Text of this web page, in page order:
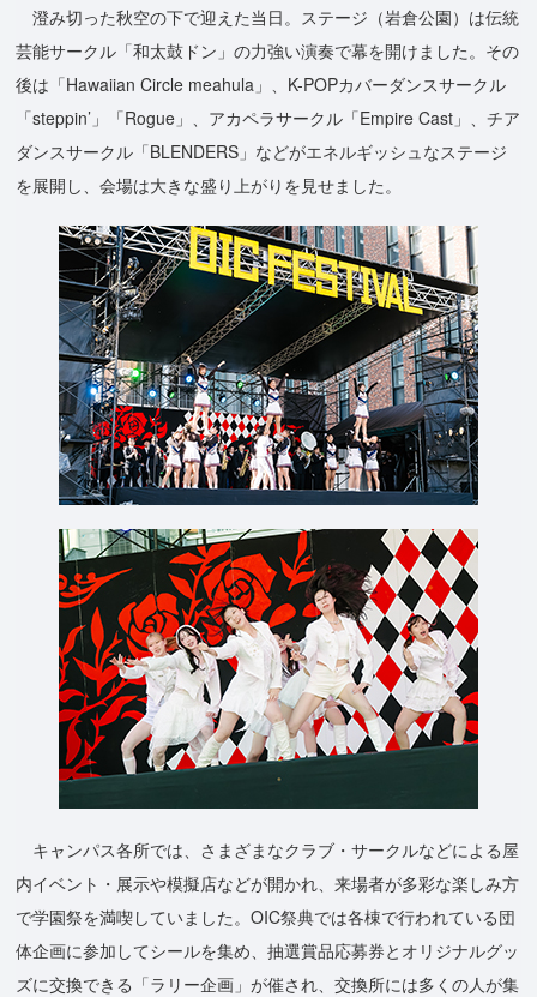
澄み切った秋空の下で迎えた当日。ステージ（岩倉公園）は伝統
芸能サークル「和太鼓ドン」の力強い演奏で幕を開けました。その
後は「Hawaiian Circle meahula」、K-POPカバーダンスサークル
「steppin’」「Rogue」、アカペラサークル「Empire Cast」、チア
ダンスサークル「BLENDERS」などがエネルギッシュなステージ
を展開し、会場は大きな盛り上がりを見せました。
キャンパス各所では、さまざまなクラブ・サークルなどによる屋
内イベント・展示や模擬店などが開かれ、来場者が多彩な楽しみ方
で学園祭を満喫していました。OIC祭典では各棟で行われている団
体企画に参加してシールを集め、抽選賞品応募券とオリジナルグッ
ズに交換できる「ラリー企画」が催され、交換所には多くの人が集